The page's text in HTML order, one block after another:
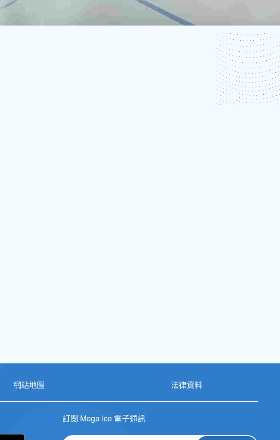
網站地圖 法律資料
訂閱 Mega Ice 電子通訊